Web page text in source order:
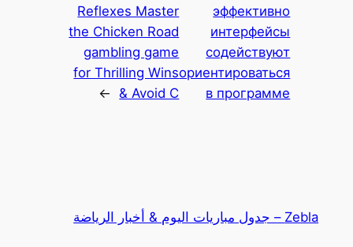
эффективно
интерфейсы
содействуют
ориентироваться
в программе
Reflexes Master
the Chicken Road
gambling game
for Thrilling Wins
& Avoid C
→
Zebla – جدول مباريات اليوم & أخبار الرياضة